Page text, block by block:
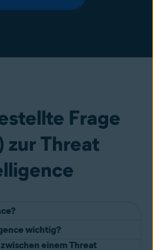
Frage
zur Threat
es sich um evidenzbasiertes Wissen
wichtig?
einem Threat